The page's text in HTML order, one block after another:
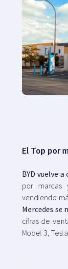
El Top por
BYD vuelve
por marcas
vendiendo
Mercedes se
cifras de
Model 3,